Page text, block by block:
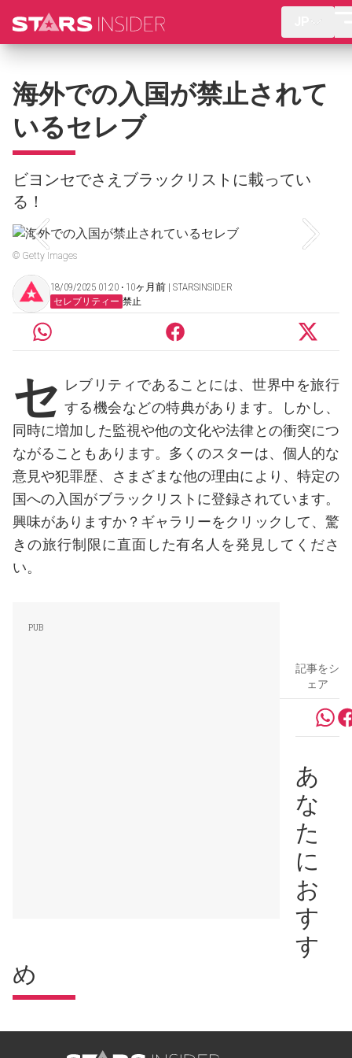
海外での入国が禁止されて
いるセレブ
ビヨンセでさえブラックリストに載ってい
る！
© Getty Images
18/09/2025 01:20 ‧ 10ヶ月前 | STARSINSIDER
セレブリティー 禁止
セ レブリティであることには、世界中を旅行
する機会などの特典があります。しかし、
同時に増加した監視や他の文化や法律との衝突につ
ながることもあります。多くのスターは、個人的な
意見や犯罪歴、さまざまな他の理由により、特定の
国への入国がブラックリストに登録されています。
興味がありますか？ギャラリーをクリックして、驚
きの旅行制限に直面した有名人を発見してくださ
い。
記事をシ
ェア
あ
な
た
に
お
す
す
め